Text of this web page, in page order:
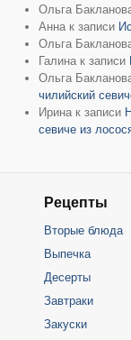
Ольга
Анна к записи
Ольга
Галина к записи
Ольга
чилийский
Ирина к записи
севиче из
Рецепты
Вторые блюда
Выпечка
Десерты
Завтраки
Закуски